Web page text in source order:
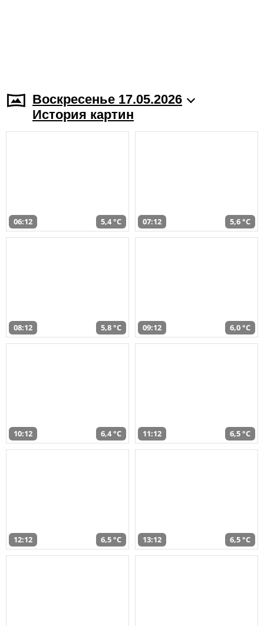
Воскресенье 17.05.2026
История картин
06:12 5,4 °C 07:12 5,6 °C
08:12 5,8 °C 09:12 6,0 °C
10:12 6,4 °C 11:12 6,5 °C
12:12 6,5 °C 13:12 6,5 °C